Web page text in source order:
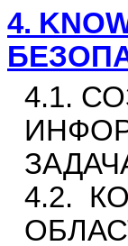
4.
4.1.
4.2.